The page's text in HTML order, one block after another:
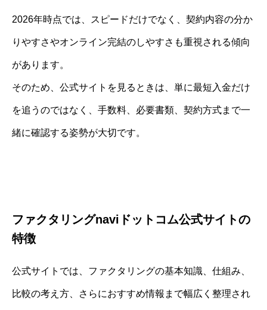
2026年時点では、スピードだけでなく、契約内容の分か
りやすさやオンライン完結のしやすさも重視される傾向
があります。
そのため、公式サイトを見るときは、単に最短入金だけ
を追うのではなく、手数料、必要書類、契約方式まで一
緒に確認する姿勢が大切です。
ファクタリングnaviドットコム公式サイトの
特徴
公式サイトでは、ファクタリングの基本知識、仕組み、
比較の考え方、さらにおすすめ情報まで幅広く整理され